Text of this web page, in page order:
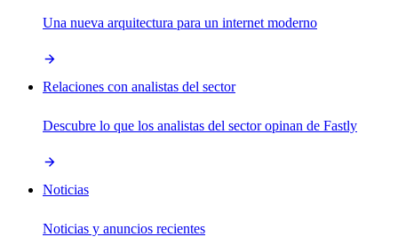
Una nueva arquitectura para un internet moderno
Relaciones con analistas del sector
Descubre lo que los analistas del sector opinan de Fastly
Noticias
Noticias y anuncios recientes